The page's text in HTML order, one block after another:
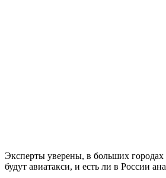
Эксперты уверены, в больших
будут авиатакси, и есть ли в России